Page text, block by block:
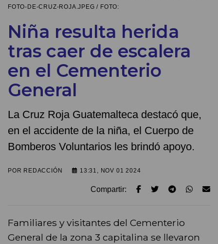
FOTO-DE-CRUZ-ROJA.JPEG / FOTO:
Niña resulta herida
tras caer de escalera
en el Cementerio
General
La Cruz Roja Guatemalteca destacó que,
en el accidente de la niña, el Cuerpo de
Bomberos Voluntarios les brindó apoyo.
POR REDACCIÓN 13:31, NOV 01 2024
Compartir:
Familiares y visitantes del Cementerio
General de la zona 3 capitalina se llevaron